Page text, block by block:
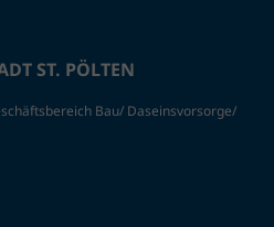
ST. PÖLTEN
Bau/ Daseinsvorsorge/